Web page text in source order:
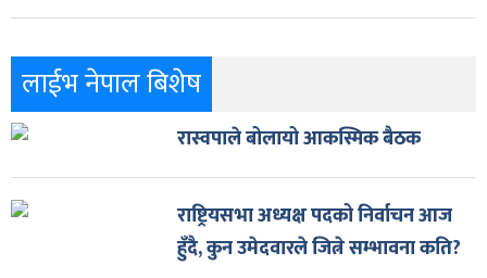
लाईभ नेपाल बिशेष
रास्वपाले बोलायो आकस्मिक बैठक
राष्ट्रियसभा अध्यक्ष पदको निर्वाचन आज
हुँदै, कुन उमेदवारले जित्ने सम्भावना कति?